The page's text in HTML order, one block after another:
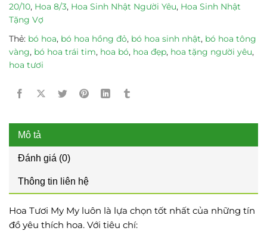
20/10, Hoa 8/3, Hoa Sinh Nhật Người Yêu, Hoa Sinh Nhật
Tặng Vợ
Thẻ: bó hoa, bó hoa hồng đỏ, bó hoa sinh nhật, bó hoa tông
vàng, bó hoa trái tim, hoa bó, hoa đẹp, hoa tặng người yêu,
hoa tươi
Mô tả
Đánh giá (0)
Thông tin liên hệ
Hoa Tươi My My luôn là lựa chọn tốt nhất của những tín
đồ yêu thích hoa. Với tiêu chí: